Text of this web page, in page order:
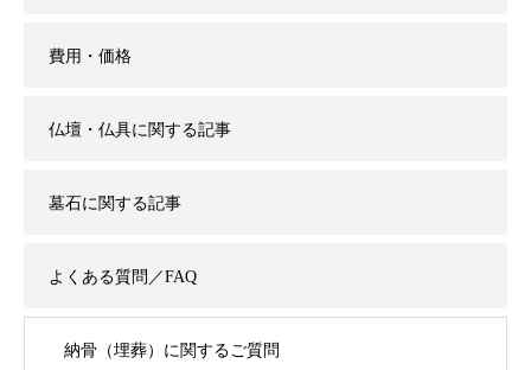
費用・価格
仏壇・仏具に関する記事
墓石に関する記事
よくある質問／FAQ
納骨（埋葬）に関するご質問